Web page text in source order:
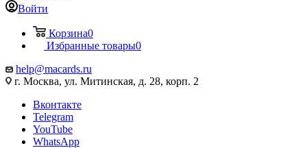
Войти
Корзина0
Избранные товары0
help@macards.ru
г. Москва, ул. Митинская, д. 28, корп. 2
Вконтакте
Telegram
YouTube
WhatsApp